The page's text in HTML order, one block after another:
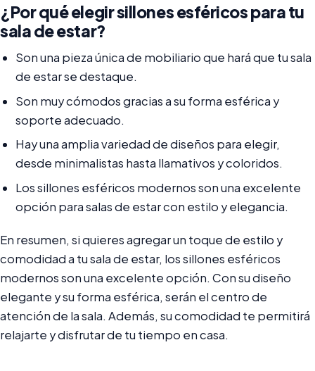
¿Por qué elegir sillones esféricos para tu
sala de estar?
Son una pieza única de mobiliario que hará que tu sala
de estar se destaque.
Son muy cómodos gracias a su forma esférica y
soporte adecuado.
Hay una amplia variedad de diseños para elegir,
desde minimalistas hasta llamativos y coloridos.
Los sillones esféricos modernos son una excelente
opción para salas de estar con estilo y elegancia.
En resumen, si quieres agregar un toque de estilo y
comodidad a tu sala de estar, los sillones esféricos
modernos son una excelente opción. Con su diseño
elegante y su forma esférica, serán el centro de
atención de la sala. Además, su comodidad te permitirá
relajarte y disfrutar de tu tiempo en casa.